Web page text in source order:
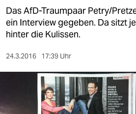
kultur
sport
berlin
nord
wahrheit
Das AfD-Traumpaar Petry/
ein Interview gegeben. Da sitzt
hinter die Kulissen.
24.3.2016 17:39 Uhr